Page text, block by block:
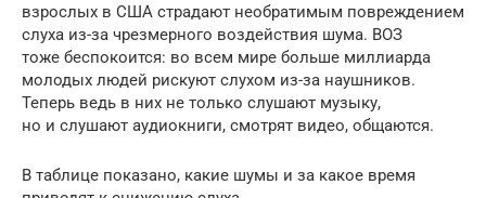
взрослых в США страдают необратимым повреждением
слуха из-за чрезмерного воздействия шума. ВОЗ
тоже беспокоится: во всем мире больше миллиарда
молодых людей рискуют слухом из-за наушников.
Теперь ведь в них не только слушают музыку,
но и слушают аудиокниги, смотрят видео, общаются.
В таблице показано, какие шумы и за какое время